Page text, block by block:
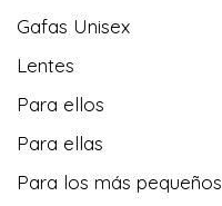
Gafas Unisex
Lentes
Para ellos
Para ellas
Para los más pequeños